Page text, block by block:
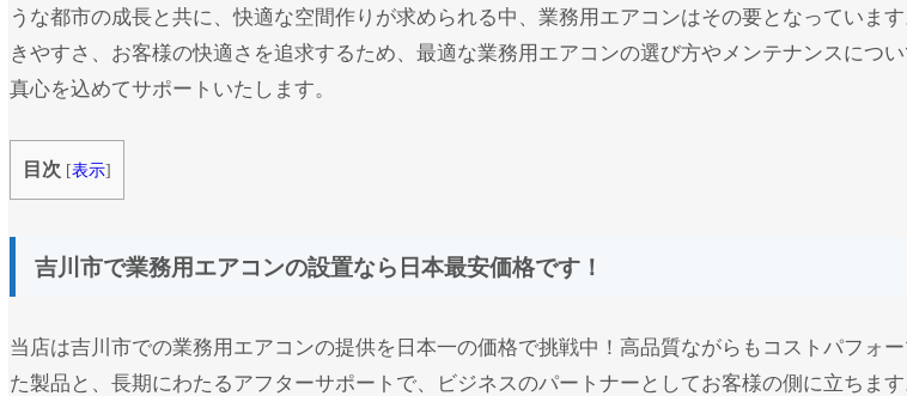
うな都市の成長と共に、快適な空間作りが求められる中、業務用エアコンはその要となっていま
きやすさ、お客様の快適さを追求するため、最適な業務用エアコンの選び方やメンテナンスにつ
真心を込めてサポートいたします。
目次 [表示]
吉川市で業務用エアコンの設置なら日本最安価格です！
当店は吉川市での業務用エアコンの提供を日本一の価格で挑戦中！高品質ながらもコストパフォ
た製品と、長期にわたるアフターサポートで、ビジネスのパートナーとしてお客様の側に立ちます